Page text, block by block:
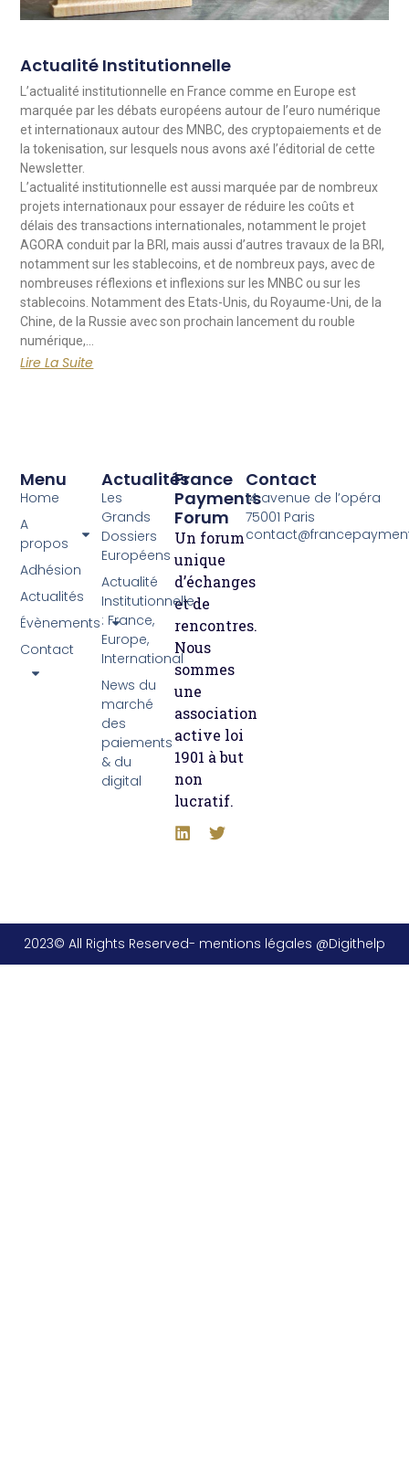
Actualité Institutionnelle
L’actualité institutionnelle en France comme en Europe est
marquée par les débats européens autour de l’euro numérique
et internationaux autour des MNBC, des cryptopaiements et de
la tokenisation, sur lesquels nous avons axé l’éditorial de cette
Newsletter.
L’actualité institutionnelle est aussi marquée par de nombreux
projets internationaux pour essayer de réduire les coûts et
délais des transactions internationales, notamment le projet
AGORA conduit par la BRI, mais aussi d’autres travaux de la BRI,
notamment sur les stablecoins, et de nombreux pays, avec de
nombreuses réflexions et inflexions sur les MNBC ou sur les
stablecoins. Notamment des Etats-Unis, du Royaume-Uni, de la
Chine, de la Russie avec son prochain lancement du rouble
numérique,…
Lire La Suite
France
Payments
Forum
Un forum
unique
d’échanges
et de
rencontres.
Nous
sommes
une
association
active loi
1901 à but
non
lucratif.
Actualités
Les
Grands
Dossiers
Européens
Actualité
Institutionnelle
: France,
Europe,
International
News du
marché
des
paiements
& du
digital
Menu
Home
A
propos
Adhésion
Actualités
Évènements
Contact
Contact
14 avenue de l’opéra
75001 Paris
2023© All Rights Reserved- mentions légales @Digithelp